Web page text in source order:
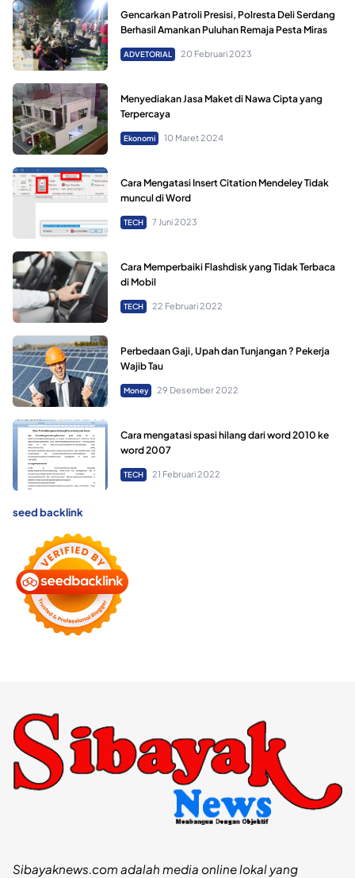
Gencarkan Patroli Presisi, Polresta Deli Serdang
Berhasil Amankan Puluhan Remaja Pesta Miras
ADVETORIAL 20 Februari 2023
Menyediakan Jasa Maket di Nawa Cipta yang
Terpercaya
Ekonomi 10 Maret 2024
Cara Mengatasi Insert Citation Mendeley Tidak
muncul di Word
TECH 7 Juni 2023
Cara Memperbaiki Flashdisk yang Tidak Terbaca
di Mobil
TECH 22 Februari 2022
Perbedaan Gaji, Upah dan Tunjangan ? Pekerja
Wajib Tau
Money 29 Desember 2022
Cara mengatasi spasi hilang dari word 2010 ke
word 2007
TECH 21 Februari 2022
seed backlink
Sibayaknews.com adalah media online lokal yang